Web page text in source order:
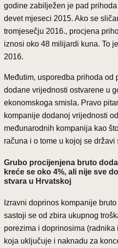
godine zabilježen je pad
devet mjeseci 2015. Ako se
tromjesečju 2016., procjena
iznosi oko 48 milijardi kuna. To
2016.
Međutim, usporedba prihoda od
dodane vrijednosti ostvarene u
ekonomskoga smisla. Pravo
kompanije dodanoj vrijednosti
međunarodnih kompanija kao
računa i o tome u kojoj se
Grubo procijenjena bruto
kreće se oko 4%, ali nije sve
stvara u Hrvatskoj
Izravni doprinos kompanije
sastoji se od zbira ukupnog
porezima i doprinosima
koja uključuje i naknadu za